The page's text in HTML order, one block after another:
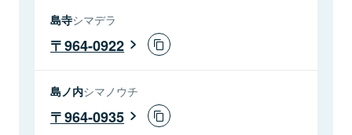
島寺シマデラ
964-0922
島ノ内シマノウチ
964-0935